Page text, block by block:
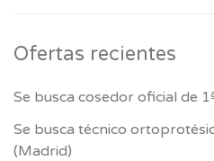
Ofertas recientes
Se busca cosedor oficial de
Se busca técnico
(Madrid)